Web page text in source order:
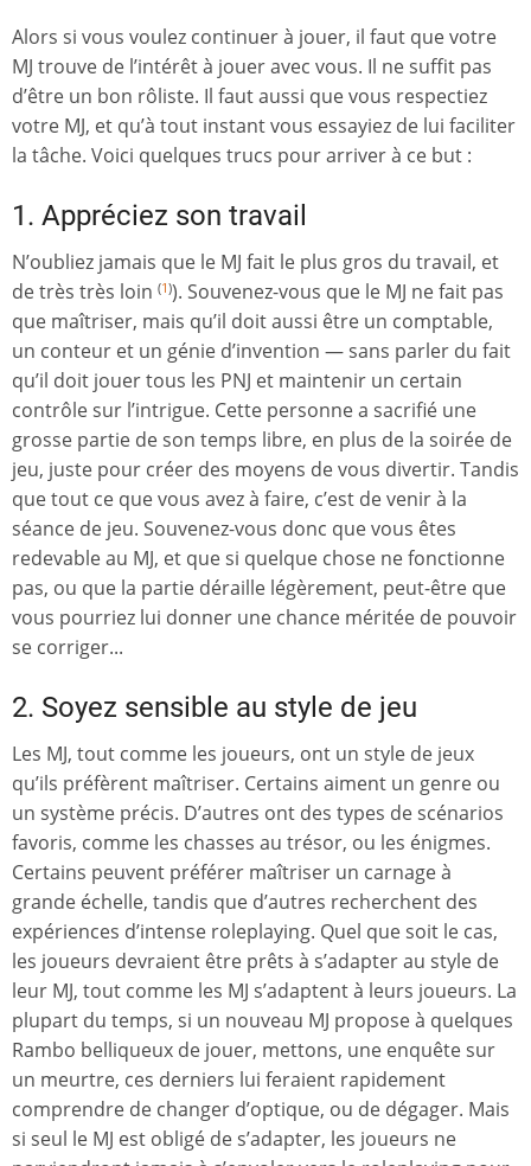
Alors si vous voulez continuer à jouer, il faut que votre
MJ trouve de l’intérêt à jouer avec vous. Il ne suffit pas
d’être un bon rôliste. Il faut aussi que vous respectiez
votre MJ, et qu’à tout instant vous essayiez de lui faciliter
la tâche. Voici quelques trucs pour arriver à ce but :
1. Appréciez son travail
N’oubliez jamais que le MJ fait le plus gros du travail, et
de très très loin (1)). Souvenez-vous que le MJ ne fait pas
que maîtriser, mais qu’il doit aussi être un comptable,
un conteur et un génie d’invention — sans parler du fait
qu’il doit jouer tous les PNJ et maintenir un certain
contrôle sur l’intrigue. Cette personne a sacrifié une
grosse partie de son temps libre, en plus de la soirée de
jeu, juste pour créer des moyens de vous divertir. Tandis
que tout ce que vous avez à faire, c’est de venir à la
séance de jeu. Souvenez-vous donc que vous êtes
redevable au MJ, et que si quelque chose ne fonctionne
pas, ou que la partie déraille légèrement, peut-être que
vous pourriez lui donner une chance méritée de pouvoir
se corriger...
2. Soyez sensible au style de jeu
Les MJ, tout comme les joueurs, ont un style de jeux
qu’ils préfèrent maîtriser. Certains aiment un genre ou
un système précis. D’autres ont des types de scénarios
favoris, comme les chasses au trésor, ou les énigmes.
Certains peuvent préférer maîtriser un carnage à
grande échelle, tandis que d’autres recherchent des
expériences d’intense roleplaying. Quel que soit le cas,
les joueurs devraient être prêts à s’adapter au style de
leur MJ, tout comme les MJ s’adaptent à leurs joueurs. La
plupart du temps, si un nouveau MJ propose à quelques
Rambo belliqueux de jouer, mettons, une enquête sur
un meurtre, ces derniers lui feraient rapidement
comprendre de changer d’optique, ou de dégager. Mais
si seul le MJ est obligé de s’adapter, les joueurs ne